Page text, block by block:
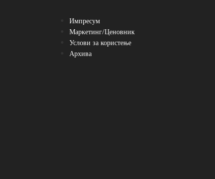
Импресум
Маркетинг/Ценовник
Услови за користење
Архива